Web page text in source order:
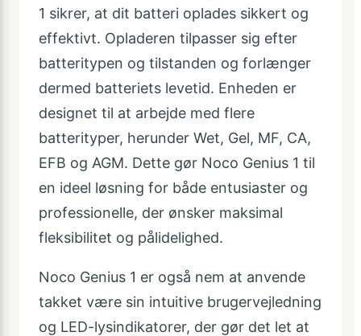
1 sikrer, at dit batteri oplades sikkert og
effektivt. Opladeren tilpasser sig efter
batteritypen og tilstanden og forlænger
dermed batteriets levetid. Enheden er
designet til at arbejde med flere
batterityper, herunder Wet, Gel, MF, CA,
EFB og AGM. Dette gør Noco Genius 1 til
en ideel løsning for både entusiaster og
professionelle, der ønsker maksimal
fleksibilitet og pålidelighed.
Noco Genius 1 er også nem at anvende
takket være sin intuitive brugervejledning
og LED-lysindikatorer, der gør det let at